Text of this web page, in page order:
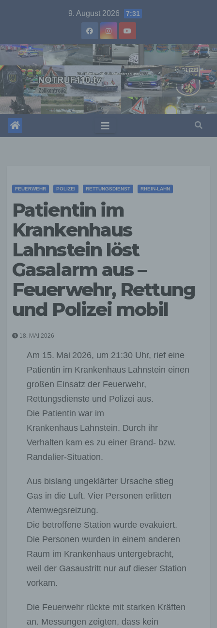
9. August 2026 7:31
FEUERWEHR POLIZEI RETTUNGSDIENST RHEIN-LAHN
Patientin im
Krankenhaus
Lahnstein löst
Gasalarm aus –
Feuerwehr, Rettung
und Polizei mobil
18. MAI 2026
Am 15. Mai 2026, um 21:30 Uhr, rief eine
Patientin im Krankenhaus Lahnstein einen
großen Einsatz der Feuerwehr,
Rettungsdienste und Polizei aus.
Die Patientin war im
Krankenhaus Lahnstein. Durch ihr
Verhalten kam es zu einer Brand‑ bzw.
Randalier‑Situation.
Aus bislang ungeklärter Ursache stieg
Gas in die Luft. Vier Personen erlitten
Atemwegsreizung.
Die betroffene Station wurde evakuiert.
Die Personen wurden in einem anderen
Raum im Krankenhaus untergebracht,
weil der Gasaustritt nur auf dieser Station
vorkam.
Die Feuerwehr rückte mit starken Kräften
an. Messungen zeigten, dass kein